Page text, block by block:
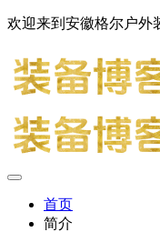
欢迎来到安徽格尔户外
首页
简介